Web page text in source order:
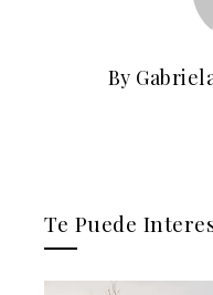
By
Te Puede